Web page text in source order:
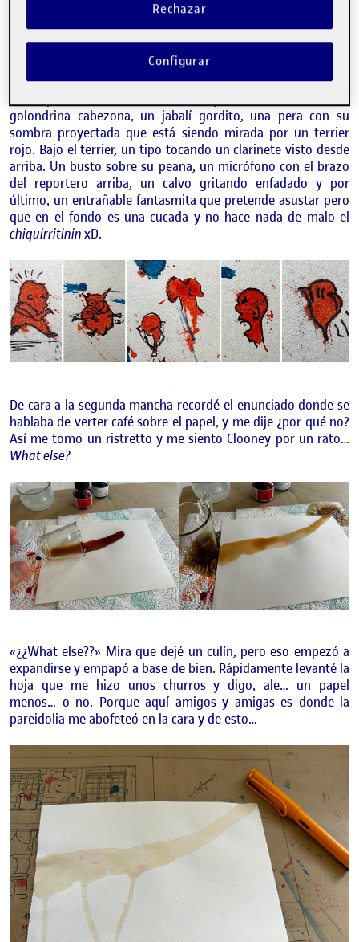
golondrina cabezona, un jabalí gordito, una pera con su
sombra proyectada que está siendo mirada por un terrier
rojo. Bajo el terrier, un tipo tocando un clarinete visto desde
arriba. Un busto sobre su peana, un micrófono con el brazo
del reportero arriba, un calvo gritando enfadado y por
último, un entrañable fantasmita que pretende asustar pero
que en el fondo es una cucada y no hace nada de malo el
chiquirritininxD.
De cara a la segunda mancha recordé el enunciado donde se
hablaba de verter café sobre el papel, y me dije ¿por qué no?
Así me tomo un ristretto y me siento Clooney por un rato…
What else?
«¿¿What else??» Mira que dejé un culín, pero eso empezó a
expandirse y empapó a base de bien. Rápidamente levanté la
hoja que me hizo unos churros y digo, ale… un papel
menos… o no. Porque aquí amigos y amigas es donde la
pareidolia me abofeteó en la cara y de esto…
Rechazar
Configurar